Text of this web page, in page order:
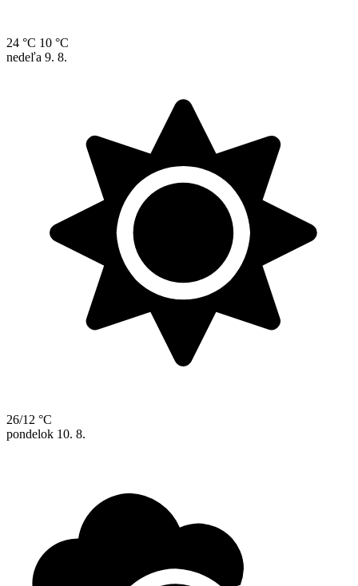
24 °C 10 °C
nedeľa 9. 8.
26/12 °C
pondelok 10. 8.